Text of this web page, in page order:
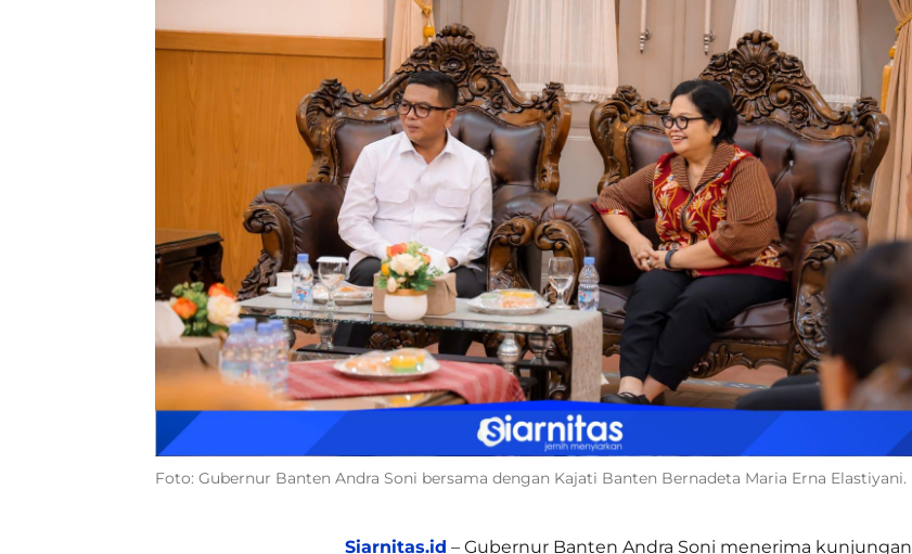
Foto: Gubernur Banten Andra Soni bersama dengan Kajati Banten Bernadeta Maria Erna Elastiyani.
Siarnitas.id – Gubernur Banten Andra Soni menerima kunjungan